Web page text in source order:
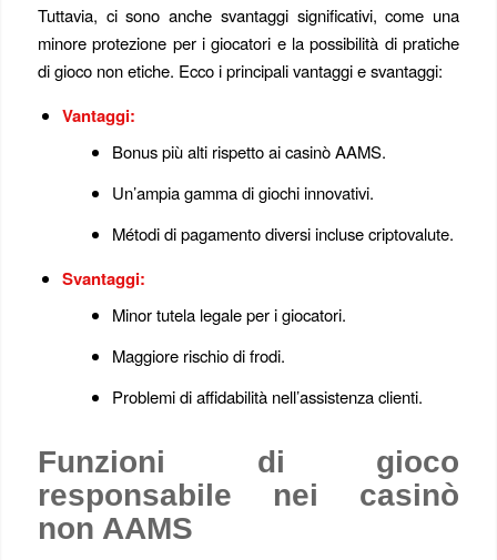
Tuttavia, ci sono anche svantaggi significativi, come una
minore protezione per i giocatori e la possibilità di pratiche
di gioco non etiche. Ecco i principali vantaggi e svantaggi:
Vantaggi:
Bonus più alti rispetto ai casinò AAMS.
Un’ampia gamma di giochi innovativi.
Métodi di pagamento diversi incluse criptovalute.
Svantaggi:
Minor tutela legale per i giocatori.
Maggiore rischio di frodi.
Problemi di affidabilità nell’assistenza clienti.
Funzioni di gioco
responsabile nei casinò
non AAMS